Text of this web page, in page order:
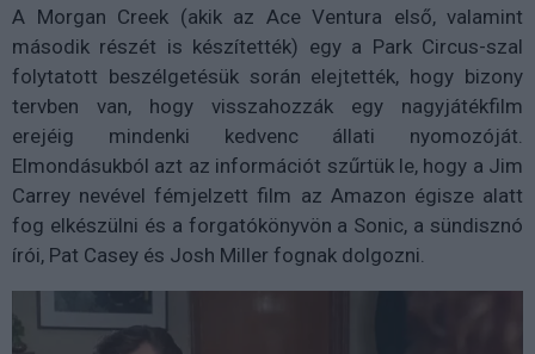
A Morgan Creek (akik az Ace Ventura első, valamint
második részét is készítették) egy a Park Circus-szal
folytatott beszélgetésük során elejtették, hogy bizony
tervben van, hogy visszahozzák egy nagyjátékfilm
erejéig mindenki kedvenc állati nyomozóját.
Elmondásukból azt az információt szűrtük le, hogy a Jim
Carrey nevével fémjelzett film az Amazon égisze alatt
fog elkészülni és a forgatókönyvön a Sonic, a sündisznó
írói, Pat Casey és Josh Miller fognak dolgozni.